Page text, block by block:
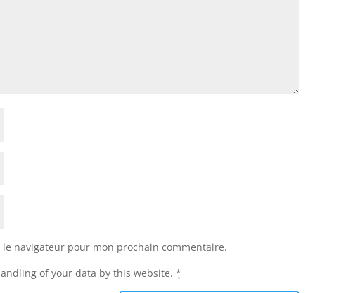
navigateur pour mon prochain commentaire.
of your data by this website.*